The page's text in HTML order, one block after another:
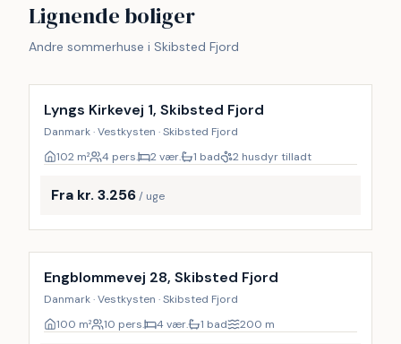
Lignende boliger
Andre sommerhuse i Skibsted Fjord
Lyngs Kirkevej 1, Skibsted Fjord
Danmark · Vestkysten · Skibsted Fjord
102 m² 4 pers. 2 vær. 1 bad 2 husdyr tilladt
Fra kr. 3.256/ uge
Inkl. rengøring
Engblommevej 28, Skibsted Fjord
Danmark · Vestkysten · Skibsted Fjord
100 m² 10 pers. 4 vær. 1 bad 200 m